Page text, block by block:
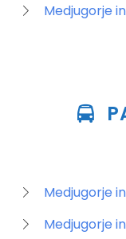
Medjugorje
Medjugorje
Medjugorje